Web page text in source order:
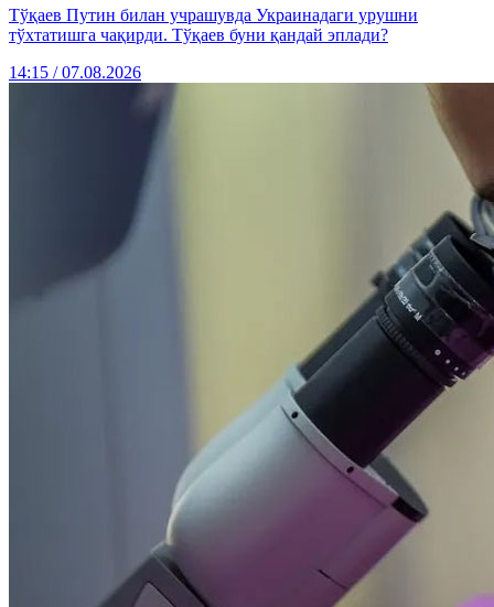
Тўқаев Путин билан учрашувда Украинадаги урушни
тўхтатишга чақирди. Тўқаев буни қандай эплади?
14:15 / 07.08.2026